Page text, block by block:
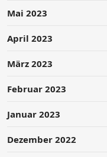
Mai 2023
April 2023
März 2023
Februar 2023
Januar 2023
Dezember 2022